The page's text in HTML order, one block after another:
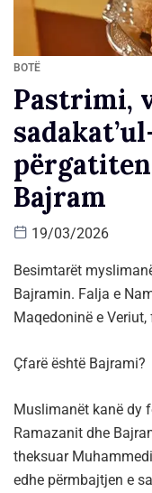
BOTË
Pastrimi,
Bajram
19/03/2026
Besimtarët
Bajramin. Falja e
Maqedoninë e
Çfarë është Bajrami?
Muslimanët kanë dy
Ramazanit dhe
theksuar
edhe përmbajtjen e